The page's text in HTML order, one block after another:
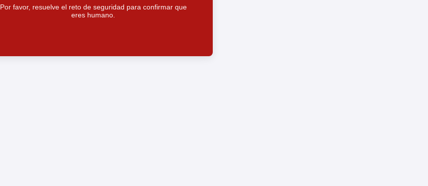
Por favor, resuelve el reto de seguridad para confirmar que
eres humano.